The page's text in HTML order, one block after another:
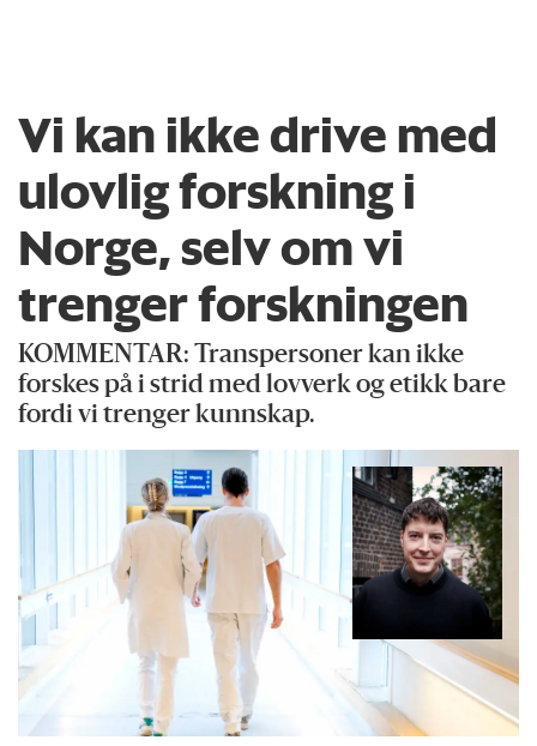
Vi kan ikke drive med
ulovlig forskning i
Norge, selv om vi
trenger forskningen
KOMMENTAR: Transpersoner kan ikke
forskes på i strid med lovverk og etikk bare
fordi vi trenger kunnskap.